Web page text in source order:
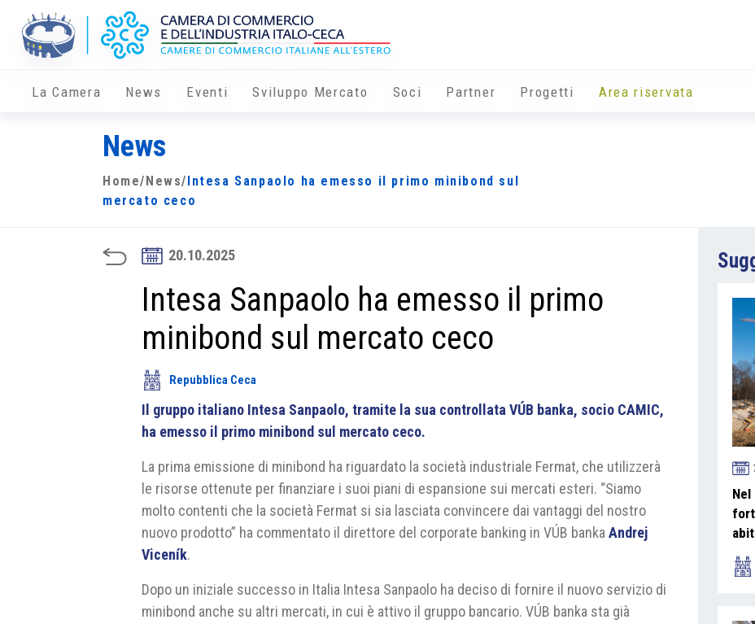
La Camera News Eventi Sviluppo Mercato Soci Partner Progetti Area riservata
News
Home/ News/ Intesa Sanpaolo ha emesso il primo minibond sul
mercato ceco
20.10.2025
Intesa Sanpaolo ha emesso il primo
minibond sul mercato ceco
Repubblica Ceca
Il gruppo italiano Intesa Sanpaolo, tramite la sua controllata VÚB banka, socio CAMIC,
ha emesso il primo minibond sul mercato ceco.
La prima emissione di minibond ha riguardato la società industriale Fermat, che utilizzerà
le risorse ottenute per finanziare i suoi piani di espansione sui mercati esteri. “Siamo
molto contenti che la società Fermat si sia lasciata convincere dai vantaggi del nostro
nuovo prodotto” ha commentato il direttore del corporate banking in VÚB bankaAndrej
Viceník.
Dopo un iniziale successo in Italia Intesa Sanpaolo ha deciso di fornire il nuovo servizio di
minibond anche su altri mercati, in cui è attivo il gruppo bancario. VÚB banka sta già